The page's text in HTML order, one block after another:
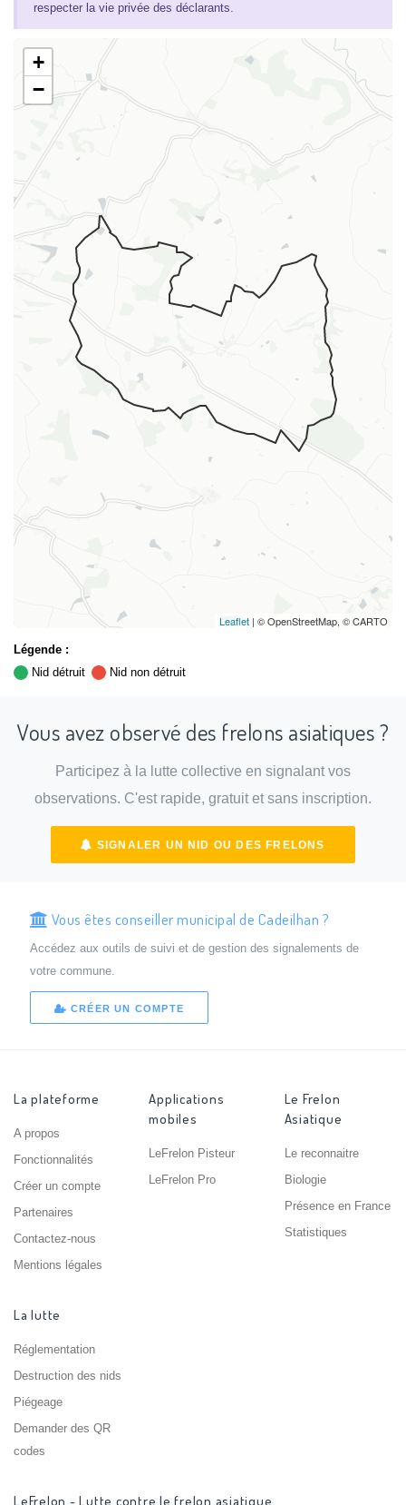
respecter la vie privée des déclarants.
+
−
Leaflet | © OpenStreetMap, © CARTO
Légende :
Nid détruit
Nid non détruit
Vous avez observé des frelons asiatiques ?
Participez à la lutte collective en signalant vos
observations. C'est rapide, gratuit et sans inscription.
SIGNALER UN NID OU DES FRELONS
Vous êtes conseiller municipal de Cadeilhan ?
Accédez aux outils de suivi et de gestion des signalements de
votre commune.
CRÉER UN COMPTE
La plateforme
A propos
Fonctionnalités
Créer un compte
Partenaires
Contactez-nous
Mentions légales
Applications
mobiles
LeFrelon Pisteur
LeFrelon Pro
Le Frelon
Asiatique
Le reconnaitre
Biologie
Présence en France
Statistiques
La lutte
Réglementation
Destruction des nids
Piégeage
Demander des QR
codes
LeFrelon - Lutte contre le frelon asiatique